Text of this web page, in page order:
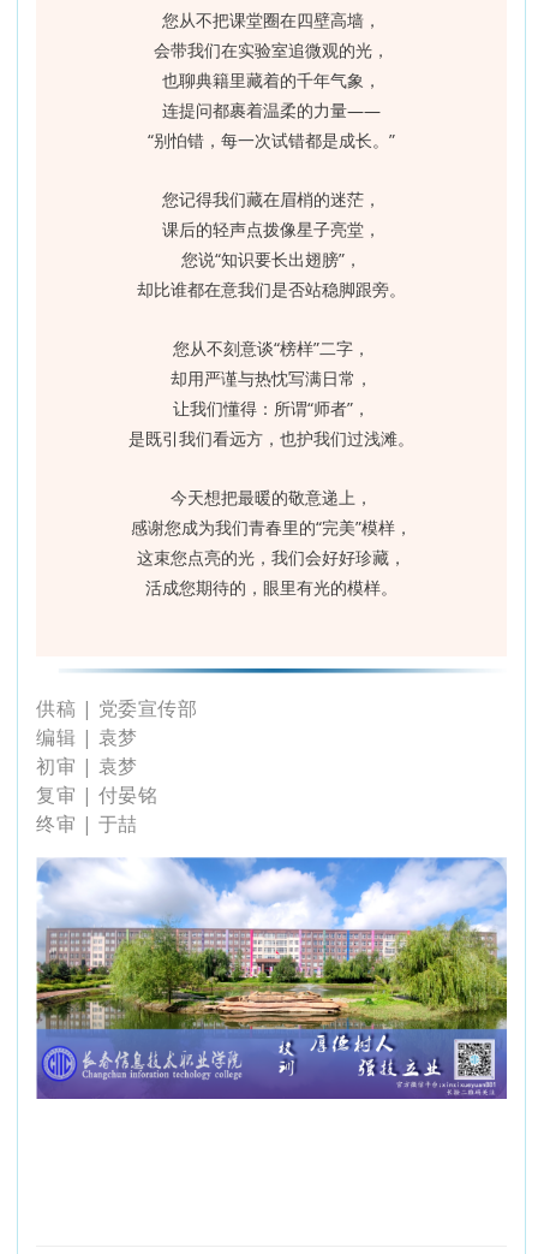
您从不把课堂圈在四壁高墙，
会带我们在实验室追微观的光，
也聊典籍里藏着的千年气象，
连提问都裹着温柔的力量——
“别怕错，每一次试错都是成长。”
您记得我们藏在眉梢的迷茫，
课后的轻声点拨像星子亮堂，
您说“知识要长出翅膀”，
却比谁都在意我们是否站稳脚跟旁。
您从不刻意谈“榜样”二字，
却用严谨与热忱写满日常，
让我们懂得：所谓“师者”，
是既引我们看远方，也护我们过浅滩。
今天想把最暖的敬意递上，
感谢您成为我们青春里的“完美”模样，
这束您点亮的光，我们会好好珍藏，
活成您期待的，眼里有光的模样。
供稿 | 党委宣传部
编辑 | 袁梦
初审 | 袁梦
复审 | 付晏铭
终审 | 于喆